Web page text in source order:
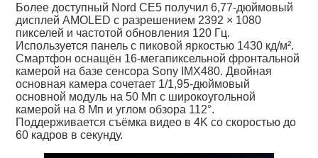
Более доступный Nord CE5 получил 6,77-дюймовый
дисплей AMOLED с разрешением 2392 × 1080
пикселей и частотой обновления 120 Гц.
Используется панель с пиковой яркостью 1430 кд/м².
Смартфон оснащён 16-мегапиксельной фронтальной
камерой на базе сенсора Sony IMX480. Двойная
основная камера сочетает 1/1,95-дюймовый
основной модуль на 50 Мп с широкоугольной
камерой на 8 Мп и углом обзора 112°.
Поддерживается съёмка видео в 4K со скоростью до
60 кадров в секунду.